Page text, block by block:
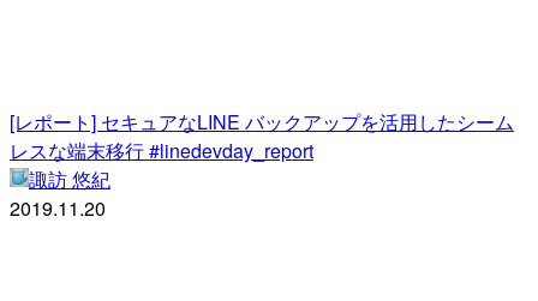
[レポート] セキュアなLINE バックアップを活用したシーム
レスな端末移行 #linedevday_report
諏訪 悠紀
2019.11.20